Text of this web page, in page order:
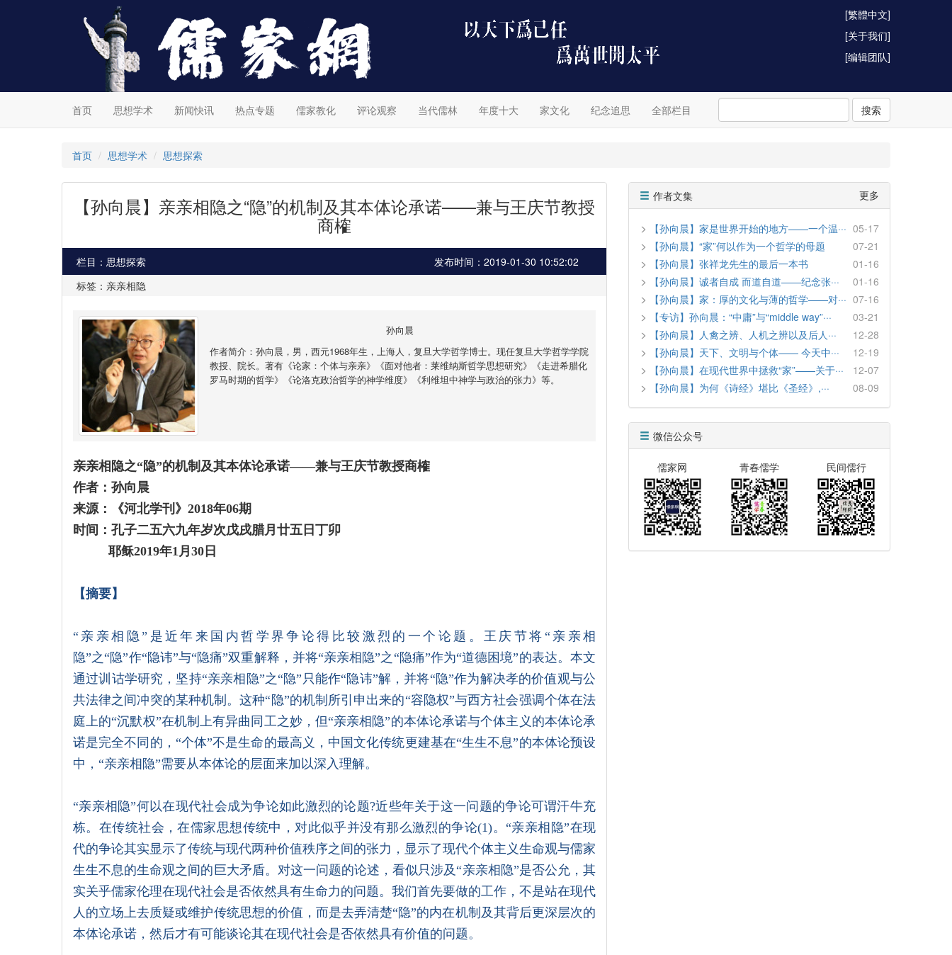
[繁體中文]
[关于我们]
[编辑团队]
首页 思想学术 新闻快讯 热点专题 儒家教化 评论观察 当代儒林 年度十大 家文化 纪念追思 全部栏目 搜索
首页 思想学术 思想探索
【孙向晨】亲亲相隐之“隐”的机制及其本体论承诺——兼与王庆节教授
商榷
栏目：思想探索
发布时间：2019-01-30 10:52:02
标签：亲亲相隐
孙向晨
作者简介：孙向晨，男，西元1968年生，上海人，复旦大学哲学博士。现任复旦大学哲学学院
教授、院长。著有《论家：个体与亲亲》《面对他者：莱维纳斯哲学思想研究》《走进希腊化
罗马时期的哲学》《论洛克政治哲学的神学维度》《利维坦中神学与政治的张力》等。
亲亲相隐之“隐”的机制及其本体论承诺——兼与王庆节教授商榷
作者： 孙向晨
来源：《河北学刊》2018年06期
时间：孔子二五六九年岁次戊戌腊月廿五日丁卯
耶稣2019年1月30日
【摘要】
“亲亲相隐”是近年来国内哲学界争论得比较激烈的一个论题。王庆节将“亲亲相
隐”之“隐”作“隐讳”与“隐痛”双重解释，并将“亲亲相隐”之“隐痛”作为“道德困境”的表达。本文
通过训诂学研究，坚持“亲亲相隐”之“隐”只能作“隐讳”解，并将“隐”作为解决孝的价值观与公
共法律之间冲突的某种机制。这种“隐”的机制所引申出来的“容隐权”与西方社会强调个体在法
庭上的“沉默权”在机制上有异曲同工之妙，但“亲亲相隐”的本体论承诺与个体主义的本体论承
诺是完全不同的，“个体”不是生命的最高义，中国文化传统更建基在“生生不息”的本体论预设
中，“亲亲相隐”需要从本体论的层面来加以深入理解。
“亲亲相隐”何以在现代社会成为争论如此激烈的论题?近些年关于这一问题的争论可谓汗牛充
栋。在传统社会，在儒家思想传统中，对此似乎并没有那么激烈的争论(1)。“亲亲相隐”在现
代的争论其实显示了传统与现代两种价值秩序之间的张力，显示了现代个体主义生命观与儒家
生生不息的生命观之间的巨大矛盾。对这一问题的论述，看似只涉及“亲亲相隐”是否公允，其
实关乎儒家伦理在现代社会是否依然具有生命力的问题。我们首先要做的工作，不是站在现代
人的立场上去质疑或维护传统思想的价值，而是去弄清楚“隐”的内在机制及其背后更深层次的
本体论承诺，然后才有可能谈论其在现代社会是否依然具有价值的问题。
作者文集 更多
【孙向晨】家是世界开始的地方——一个温··· 05-17
【孙向晨】“家”何以作为一个哲学的母题
07-21
【孙向晨】张祥龙先生的最后一本书
01-16
【孙向晨】诚者自成 而道自道——纪念张···
01-16
【孙向晨】家：厚的文化与薄的哲学——对··· 07-16
【专访】孙向晨：“中庸”与“middle way”···
03-21
【孙向晨】人禽之辨、人机之辨以及后人···
12-28
【孙向晨】天下、文明与个体—— 今天中···
12-19
【孙向晨】在现代世界中拯救“家”——关于···
12-07
【孙向晨】为何《诗经》堪比《圣经》,···
08-09
微信公众号
儒家网 青春儒学 民间儒行